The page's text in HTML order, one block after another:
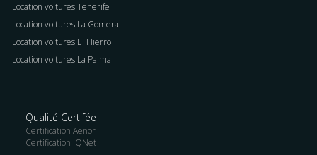
Location voitures Tenerife
Location voitures La Gomera
Location voitures El Hierro
Location voitures La Palma
Qualité Certifée
Certification Aenor
Certification IQNet